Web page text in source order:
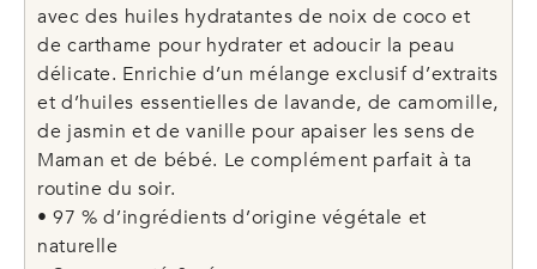
avec des huiles hydratantes de noix de coco et
de carthame pour hydrater et adoucir la peau
délicate. Enrichie d’un mélange exclusif d’extraits
et d’huiles essentielles de lavande, de camomille,
de jasmin et de vanille pour apaiser les sens de
Maman et de bébé. Le complément parfait à ta
routine du soir.
• 97 % d’ingrédients d’origine végétale et
naturelle